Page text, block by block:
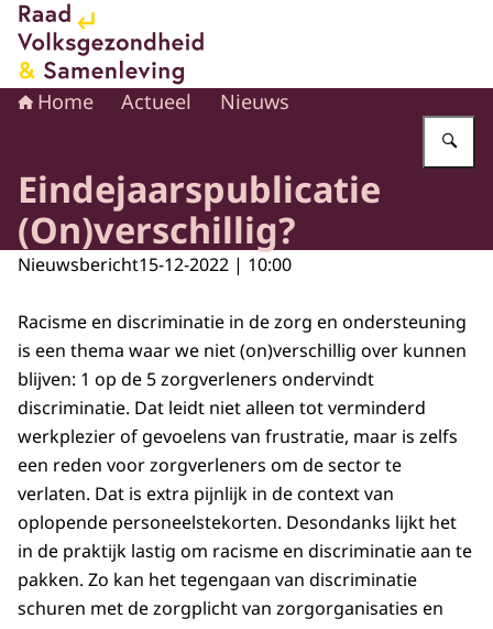
Naar de homepage van Raad voor Volksgezondheid en
Home Actueel Nieuws
Eindejaarspublicatie
(On)verschillig?
Nieuwsbericht15-12-2022 | 10:00
Racisme en discriminatie in de zorg en ondersteuning
is een thema waar we niet (on)verschillig over kunnen
blijven: 1 op de 5 zorgverleners ondervindt
discriminatie. Dat leidt niet alleen tot verminderd
werkplezier of gevoelens van frustratie, maar is zelfs
een reden voor zorgverleners om de sector te
verlaten. Dat is extra pijnlijk in de context van
oplopende personeelstekorten. Desondanks lijkt het
in de praktijk lastig om racisme en discriminatie aan te
pakken. Zo kan het tegengaan van discriminatie
schuren met de zorgplicht van zorgorganisaties en